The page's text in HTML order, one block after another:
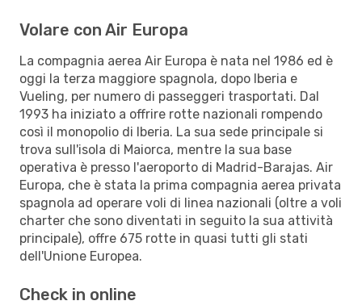
Volare con Air Europa
La compagnia aerea Air Europa è nata nel 1986 ed è
oggi la terza maggiore spagnola, dopo Iberia e
Vueling, per numero di passeggeri trasportati. Dal
1993 ha iniziato a offrire rotte nazionali rompendo
così il monopolio di Iberia. La sua sede principale si
trova sull'isola di Maiorca, mentre la sua base
operativa è presso l'aeroporto di Madrid-Barajas. Air
Europa, che è stata la prima compagnia aerea privata
spagnola ad operare voli di linea nazionali (oltre a voli
charter che sono diventati in seguito la sua attività
principale), offre 675 rotte in quasi tutti gli stati
dell'Unione Europea.
Check in online